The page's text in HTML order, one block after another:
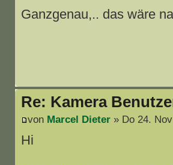
Ganzgenau,.. das wäre
Re: Kamera
von Marcel Dieter» Do 24.
Hi